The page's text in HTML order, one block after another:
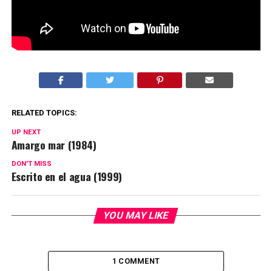
RELATED TOPICS:
UP NEXT
Amargo mar (1984)
DON'T MISS
Escrito en el agua (1999)
YOU MAY LIKE
1 COMMENT